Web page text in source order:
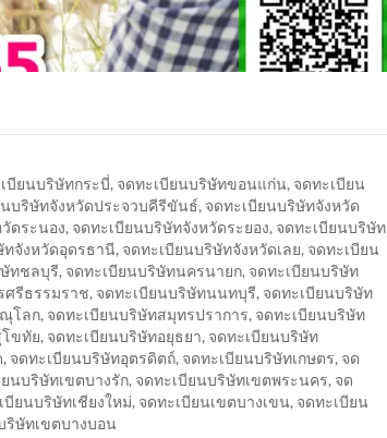
บียนบริษัทกระบี่, จดทะเบียนบริษัทขอนแก่น, จดทะเบียน
นบริษัทจังหวัดประจวบคีรีขันธ์, จดทะเบียนบริษัทจังหวัด
ดระนอง, จดทะเบียนบริษัทจังหวัดระยอง, จดทะเบียนบริษัท
ทจังหวัดอุดรธานี, จดทะเบียนบริษัทจังหวัดเลย, จดทะเบียน
ทชลบุรี, จดทะเบียนบริษัทนครนายก, จดทะเบียนบริษัท
ศรีธรรมราช, จดทะเบียนบริษัทนนทบุรี, จดทะเบียนบริษัท
โลก, จดทะเบียนบริษัทสมุทรปราการ, จดทะเบียนบริษัท
ขทัย, จดทะเบียนบริษัทอยุธยา, จดทะเบียนบริษัท
, จดทะเบียนบริษัทอุตรดิตถ์, จดทะเบียนบริษัทเกษตร, จด
นบริษัทเขตบางรัก, จดทะเบียนบริษัทเขตพระนคร, จด
บียนบริษัทเชียงใหม่, จดทะเบียนเขตบางเขน, จดทะเบียน
ริษัทเขตบางบอน